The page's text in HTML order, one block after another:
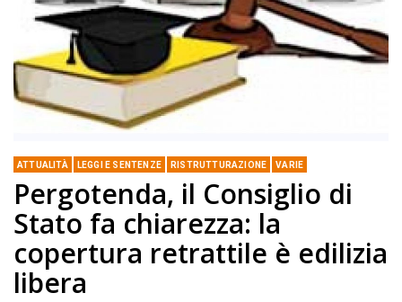
ATTUALITÀ LEGGI E SENTENZE RISTRUTTURAZIONE VARIE
Pergotenda, il Consiglio di
Stato fa chiarezza: la
copertura retrattile è edilizia
libera